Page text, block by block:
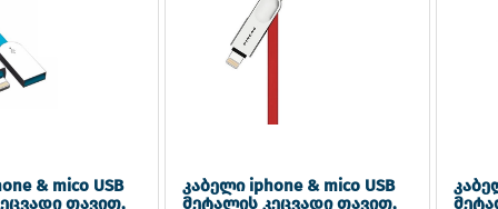
& mico USB
თავით,
კაბელი iphone & mico USB
მეტალის კეცვადი თავით,